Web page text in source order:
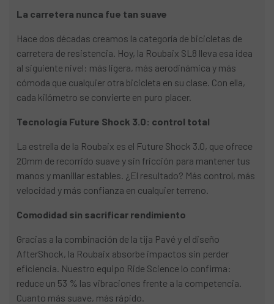
La carretera nunca fue tan suave
Hace dos décadas creamos la categoría de bicicletas de
carretera de resistencia. Hoy, la Roubaix SL8 lleva esa idea
al siguiente nivel: más ligera, más aerodinámica y más
cómoda que cualquier otra bicicleta en su clase. Con ella,
cada kilómetro se convierte en puro placer.
Tecnología Future Shock 3.0: control total
La estrella de la Roubaix es el Future Shock 3.0, que ofrece
20mm de recorrido suave y sin fricción para mantener tus
manos y manillar estables. ¿El resultado? Más control, más
velocidad y más confianza en cualquier terreno.
Comodidad sin sacrificar rendimiento
Gracias a la combinación de la tija Pavé y el diseño
AfterShock, la Roubaix absorbe impactos sin perder
eficiencia. Nuestro equipo Ride Science lo confirma:
reduce un 53 % las vibraciones frente a la competencia.
Cuanto más suave, más rápido.